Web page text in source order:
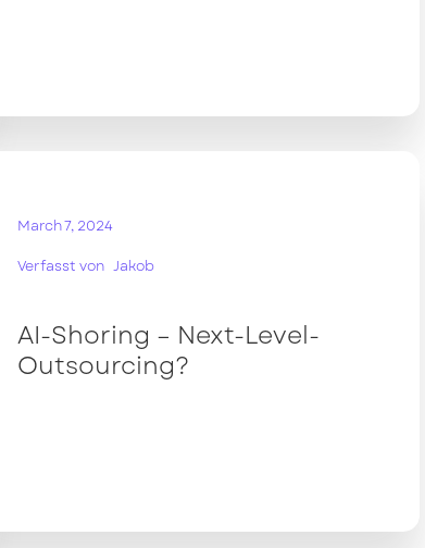
March 7, 2024
Verfasst von Jakob
AI-Shoring – Next-Level-
Outsourcing?